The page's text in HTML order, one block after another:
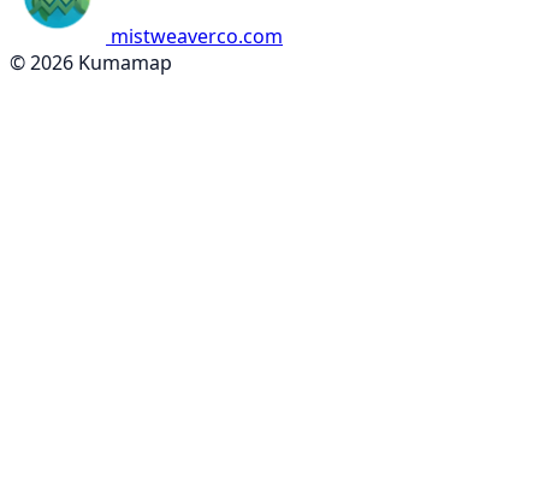
mistweaverco.com
© 2026 Kumamap